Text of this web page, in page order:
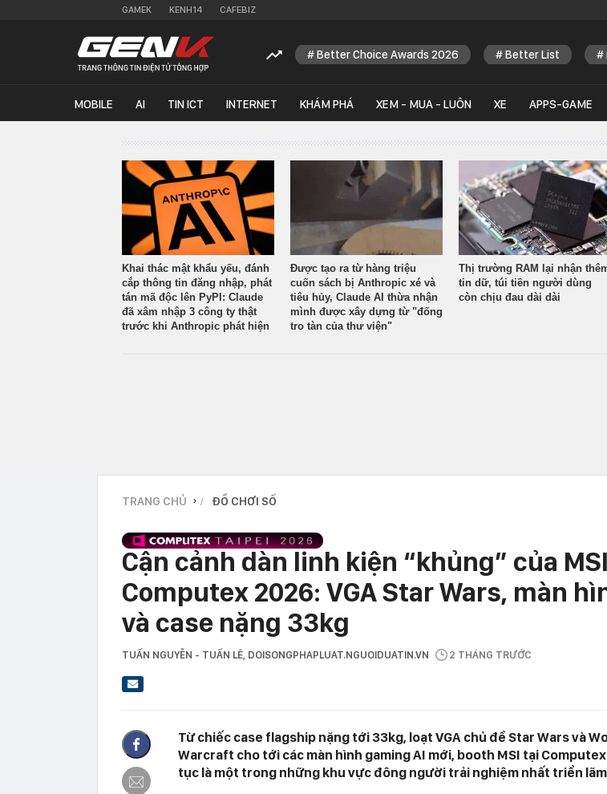
GAMEK KENH14 CAFEBIZ
Better Choice Awards 2026 Better List
MOBILE AI TIN ICT INTERNET KHÁM PHÁ XEM - MUA - LUÔN XE APPS-GAME
Khai thác mật khẩu yếu, đánh
cắp thông tin đăng nhập, phát
tán mã độc lên PyPI: Claude
đã xâm nhập 3 công ty thật
trước khi Anthropic phát hiện
Được tạo ra từ hàng triệu
cuốn sách bị Anthropic xé và
tiêu hủy, Claude AI thừa nhận
mình được xây dựng từ "đống
tro tàn của thư viện"
Thị trường RAM lại nhận
tin dữ, túi tiền người dùng
còn chịu đau dài dài
TRANG CHỦ › ĐỒ CHƠI SỐ
Cận cảnh dàn linh kiện “khủng” của
Computex 2026: VGA Star Wars, màn
và case nặng 33kg
TUẤN NGUYỄN - TUẤN LÊ , DOISONGPHAPLUAT.NGUOIDUATIN.VN 2 THÁNG TRƯỚC
Từ chiếc case flagship nặng tới 33kg, loạt VGA chủ đề Star Wars và
Warcraft cho tới các màn hình gaming AI mới, booth MSI tại
tục là một trong những khu vực đông người trải nghiệm nhất triển lãm